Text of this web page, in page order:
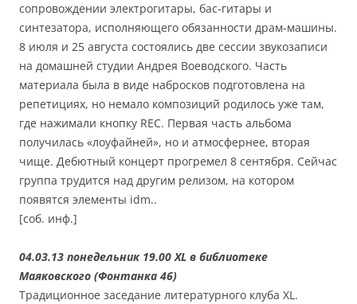
сопровождении электрогитары, бас-гитары и
синтезатора, исполняющего обязанности драм-машины.
8 июля и 25 августа состоялись две сессии звукозаписи
на домашней студии Андрея Воеводского. Часть
материала была в виде набросков подготовлена на
репетициях, но немало композиций родилось уже там,
где нажимали кнопку REC. Первая часть альбома
получилась «лоуфайней», но и атмосфернее, вторая
чище. Дебютный концерт прогремел 8 сентября. Сейчас
группа трудится над другим релизом, на котором
появятся элементы idm..
[соб. инф.]
04.03.13 понедельник 19.00 XL в библиотеке
Маяковского (Фонтанка 46)
Традиционное заседание литературного клуба XL.